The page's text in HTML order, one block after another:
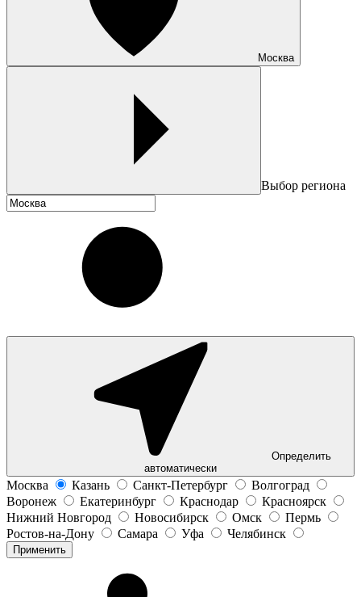
Москва
Выбор региона
Определить
автоматически
Москва Казань Санкт-Петербург
Волгоград
Воронеж
Екатеринбург Краснодар
Красноярск
Нижний Новгород
Новосибирск Омск
Пермь
Ростов-на-Дону
Самара Уфа Челябинск
Применить